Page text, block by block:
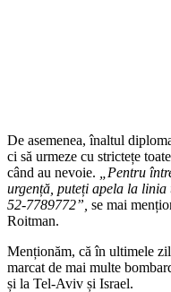
De asemenea, înaltul
ci să urmeze cu strictețe
când au nevoie.
„Pentru
urgență, puteți apela la
52-7789772”, se mai
Roitman.
Menționăm, că în ultimele
marcat de mai multe
și la Tel-Aviv și Israel.